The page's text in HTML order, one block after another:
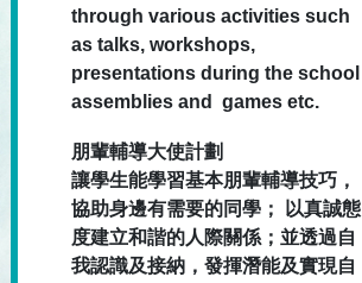
through various activities such
as talks, workshops,
presentations during the school
assemblies and games etc.
朋輩輔導大使計劃
讓學生能學習基本朋輩輔導技巧，
協助身邊有需要的同學； 以真誠態
度建立和諧的人際關係；並透過自
我認識及接納，發揮潛能及實現自